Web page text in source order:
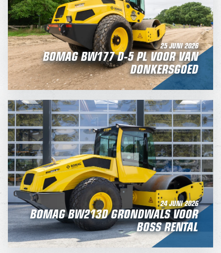
25 JUNI 2026
BOMAG BW177 D-5 PL VOOR VAN
DONKERSGOED
24 JUNI 2026
BOMAG BW213D GRONDWALS VOOR
BOSS RENTAL